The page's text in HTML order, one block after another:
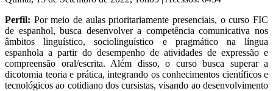
Perfil: Por meio de aulas prioritariamente presenciais, o curso FIC
de espanhol, busca desenvolver a competência comunicativa nos
âmbitos linguístico, sociolinguístico e pragmático na língua
espanhola a partir do desempenho de atividades de expressão e
compreensão oral/escrita. Além disso, o curso busca superar a
dicotomia teoria e prática, integrando os conhecimentos científicos e
tecnológicos ao cotidiano dos cursistas, visando ao desenvolvimento